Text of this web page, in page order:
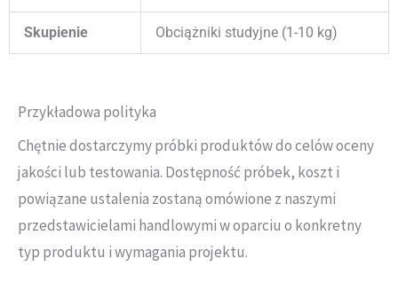
Skupienie Obciążniki studyjne (1-10 kg)
Przykładowa polityka
Chętnie dostarczymy próbki produktów do celów oceny
jakości lub testowania. Dostępność próbek, koszt i
powiązane ustalenia zostaną omówione z naszymi
przedstawicielami handlowymi w oparciu o konkretny
typ produktu i wymagania projektu.